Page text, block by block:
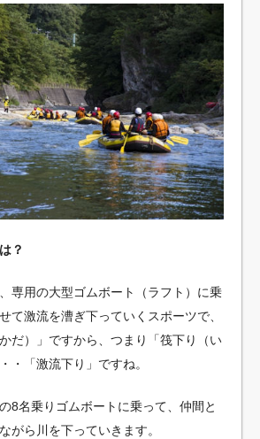
？
専用の大型ゴムボート（ラフト）に乗
て激流を漕ぎ下っていくスポーツで、
だ）」ですから、つまり「筏下り（い
・「激流下り」ですね。
8名乗りゴムボートに乗って、仲間と
がら川を下っていきます。